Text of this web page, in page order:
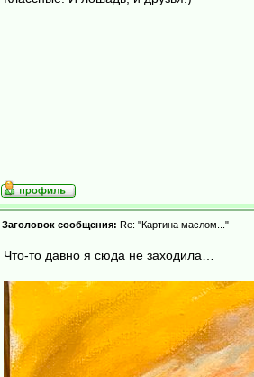
Заголовок сообщения: Re: "Картина маслом..."
Что-то давно я сюда не заходила…